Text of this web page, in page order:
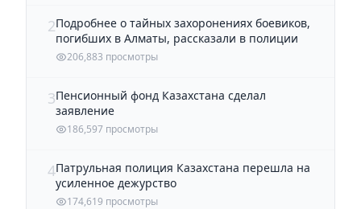
2Подробнее о тайных захоронениях боевиков,
погибших в Алматы, рассказали в полиции
206,883 просмотры
3Пенсионный фонд Казахстана сделал
заявление
186,597 просмотры
4Патрульная полиция Казахстана перешла на
усиленное дежурство
174,619 просмотры